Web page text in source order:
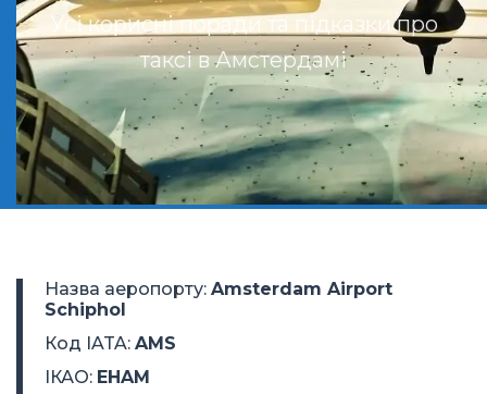
Усі корисні поради та підказки про
таксі в Амстердамі
Назва аеропорту: Amsterdam Airport
Schiphol
Код IATA: AMS
ІКАО: EHAM